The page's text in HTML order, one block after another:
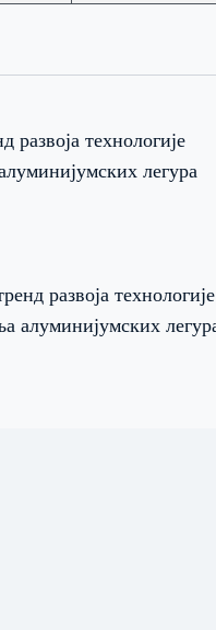
развоја технологије
легура
развоја технологије
алуминијумских